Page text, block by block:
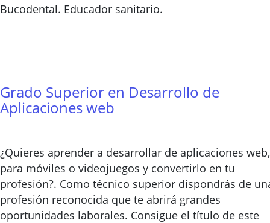
Bucodental. Educador sanitario.
Grado Superior en Desarrollo de
Aplicaciones web
¿Quieres aprender a desarrollar de aplicaciones web,
para móviles o videojuegos y convertirlo en tu
profesión?. Como técnico superior dispondrás de
profesión reconocida que te abrirá grandes
oportunidades laborales. Consigue el título de este